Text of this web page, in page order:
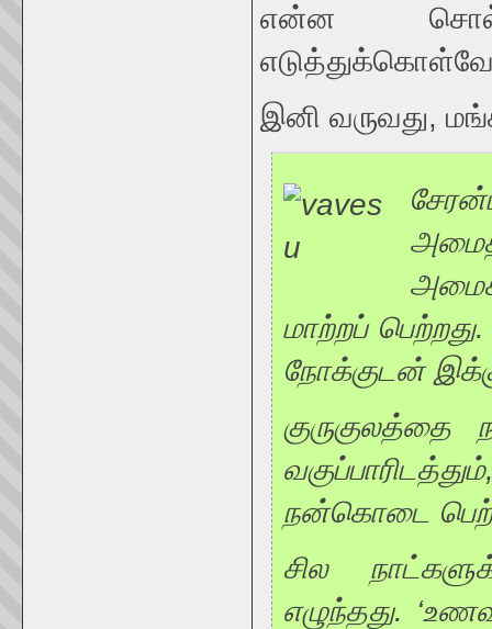
என்ன
இனி வருவது,
மாற்றப்
நோக்குடன்
குருகுலத்தை
நன்கொடை
சில
எழுந்தது.